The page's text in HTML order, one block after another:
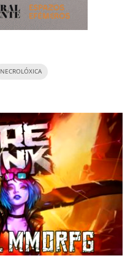
NECROLÓXICA